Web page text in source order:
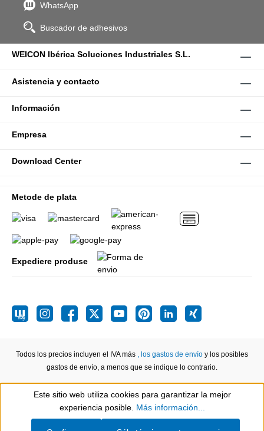
WhatsApp
Buscador de adhesivos
WEICON Ibérica Soluciones Industriales S.L.
Asistencia y contacto
Información
Empresa
Download Center
Metode de plata
Expediere produse
Todos los precios incluyen el IVA más , los gastos de envío y los posibles
gastos de envío, a menos que se indique lo contrario.
Show toolbar
Este sitio web utiliza cookies para garantizar la mejor
experiencia posible. Más información...